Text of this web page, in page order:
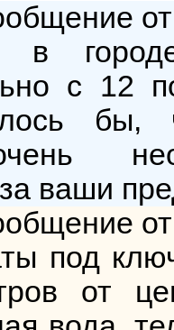
в
с 12
ваши
под
от